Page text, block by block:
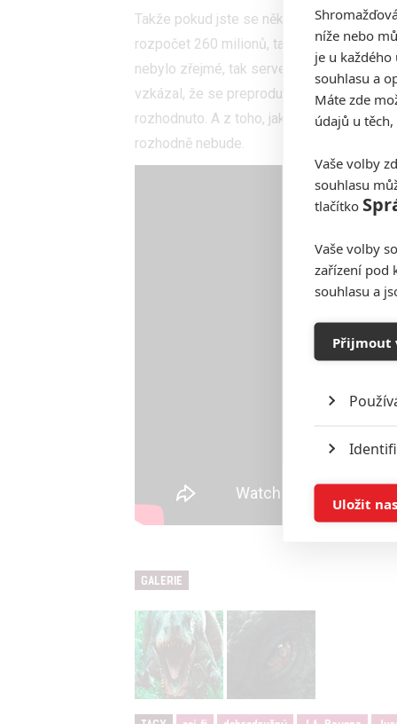
Takže pokud jste se někde na sociálních
rozpočet 260 milionů, tak to tak zkrátka
nebylo zřejmé, tak server
Slashfilm
vzkázal, že se preprodukce ještě ani
rozhodnuto. A z toho, jak se zatím
rozhodně nebude.
GALERIE
níže nebo
je u
souhlasu a
Máte zde
údajů u
Vaše volby
souhlasu
tlačítko
Vaše volby
zařízení pod
souhlasu a
Přijmout
Uložit